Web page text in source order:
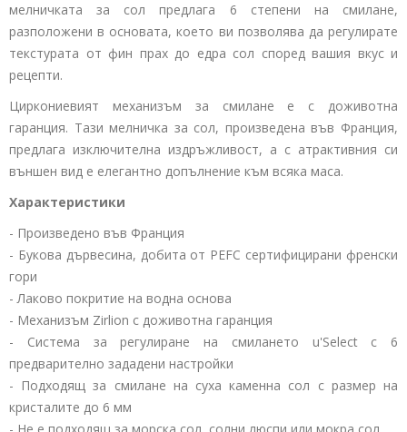
мелничката за сол предлага 6 степени на смилане,
разположени в основата, което ви позволява да регулирате
текстурата от фин прах до едра сол според вашия вкус и
рецепти.
Циркониевият механизъм за смилане е с доживотна
гаранция. Тази мелничка за сол, произведена във Франция,
предлага изключителна издръжливост, а с атрактивния си
външен вид е елегантно допълнение към всяка маса.
Характеристики
- Произведено във Франция
- Букова дървесина, добита от PEFC сертифицирани френски
гори
- Лаково покритие на водна основа
- Механизъм Zirlion с доживотна гаранция
- Система за регулиране на смилането u'Select с 6
предварително зададени настройки
- Подходящ за смилане на суха каменна сол с размер на
кристалите до 6 мм